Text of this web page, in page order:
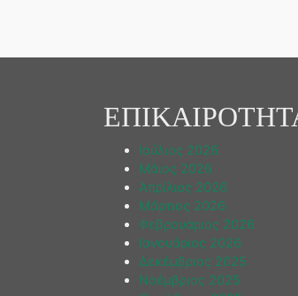
Ιούλιος 2026
Μάιος 2026
Απρίλιος 2026
Μάρτιος 2026
Φεβρουάριος 2026
Ιανουάριος 2026
Δεκέμβριος 2025
Νοέμβριος 2025